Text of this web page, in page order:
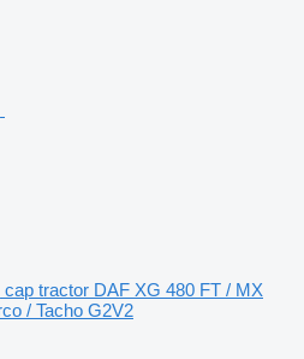
cap tractor DAF XG 480 FT / MX
/ Tacho G2V2